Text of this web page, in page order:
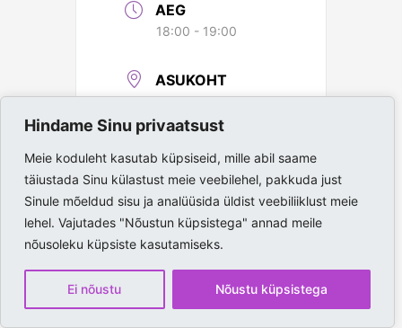
Hindame Sinu privaatsust
Meie koduleht kasutab küpsiseid, mille abil saame
täiustada Sinu külastust meie veebilehel, pakkuda just
Sinule mõeldud sisu ja analüüsida üldist veebiliiklust meie
lehel. Vajutades "Nõustun küpsistega" annad meile
nõusoleku küpsiste kasutamiseks.
Ei nõustu Nõustu küpsistega
AEG
18:00 - 19:00
ASUKOHT